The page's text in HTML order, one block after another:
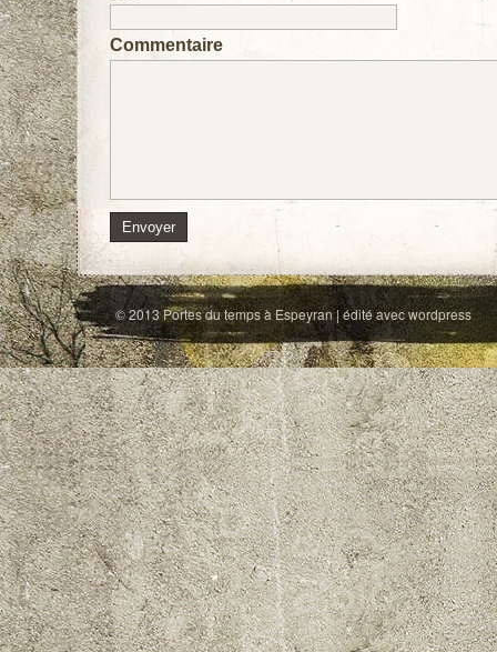
Commentaire
© 2013Portes du temps à Espeyran| édité avecwordpress